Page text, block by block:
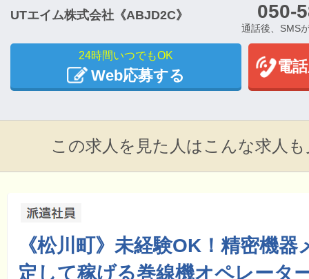
UTエイム株式会社《ABJD2C》 050-
通話後、SMS
24時間いつでもOK
Web応募する
電
この求人を見た人はこんな求人
《松川町》未経験OK！精密機器
定して稼げる巻線機オペレータ